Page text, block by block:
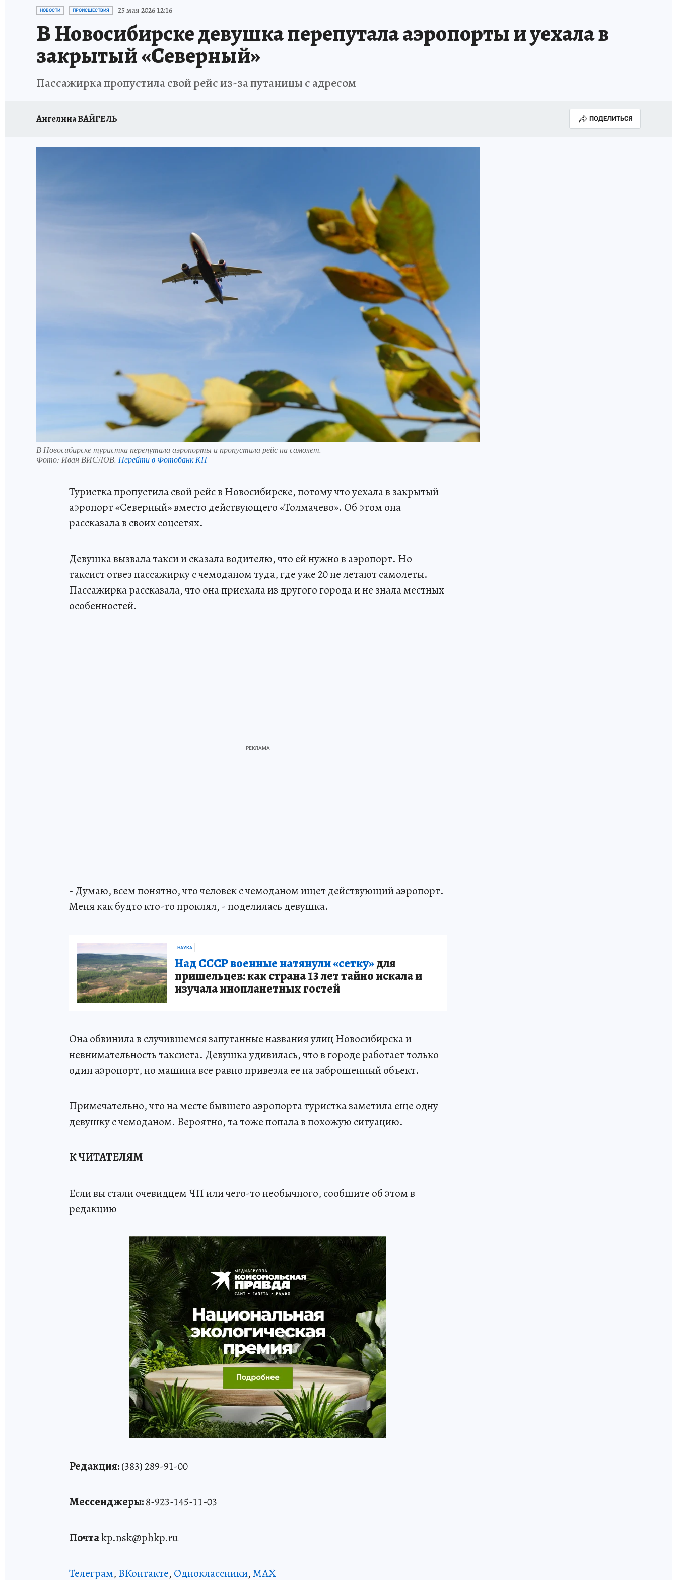
ОТДЫХ В РОССИИ ЗАПОВЕДНАЯ РОССИЯ
НОВОСТИ ПРОИСШЕСТВИЯ 25 мая 2026 12:16
В Новосибирске девушка перепутала аэропорты и уехала в
закрытый «Северный»
Пассажирка пропустила свой рейс из-за путаницы с адресом
Ангелина ВАЙГЕЛЬ ПОДЕЛИТЬСЯ
В Новосибирске туристка перепутала аэропорты и пропустила рейс на самолет.
Фото: Иван ВИСЛОВ. Перейти в Фотобанк КП
Туристка пропустила свой рейс в Новосибирске, потому что уехала в закрытый
аэропорт «Северный» вместо действующего «Толмачево». Об этом она
рассказала в своих соцсетях.
Девушка вызвала такси и сказала водителю, что ей нужно в аэропорт. Но
таксист отвез пассажирку с чемоданом туда, где уже 20 не летают самолеты.
Пассажирка рассказала, что она приехала из другого города и не знала местных
особенностей.
- Думаю, всем понятно, что человек с чемоданом ищет действующий аэропорт.
Меня как будто кто-то проклял, - поделилась девушка.
НАУКА
Над СССР военные натянули «сетку»для
пришельцев: как страна 13 лет тайно искала и
изучала инопланетных гостей
Она обвинила в случившемся запутанные названия улиц Новосибирска и
невнимательность таксиста. Девушка удивилась, что в городе работает только
один аэропорт, но машина все равно привезла ее на заброшенный объект.
Примечательно, что на месте бывшего аэропорта туристка заметила еще одну
девушку с чемоданом. Вероятно, та тоже попала в похожую ситуацию.
К ЧИТАТЕЛЯМ
Если вы стали очевидцем ЧП или чего-то необычного, сообщите об этом в
редакцию
Редакция:(383) 289-91-00
Мессенджеры:8-923-145-11-03
Почтаkp.nsk@phkp.ru
Телеграм, ВКонтакте, Одноклассники,MAX